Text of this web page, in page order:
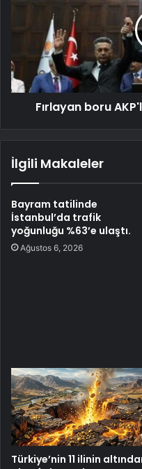
Fırlayan boru
İlgili Makaleler
Bayram tatilinde
İstanbul’da trafik
yoğunluğu %63’e ulaştı.
Ağustos 6, 2026
Türkiye’nin 11 ilinin